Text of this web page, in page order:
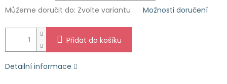
Můžeme doručit do: Zvolte variantu Možnosti doručení
Přidat do košíku
Detailní informace